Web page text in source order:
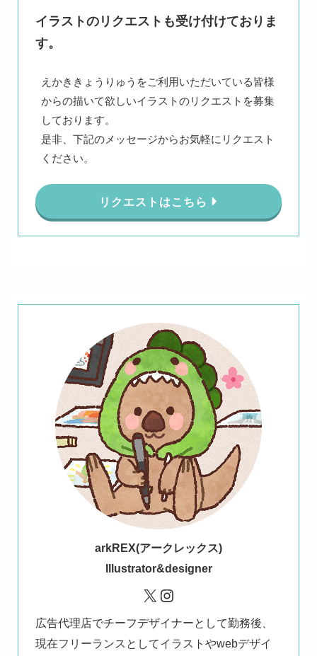
イラストのリクエストも受け付けておりま
す。
えかききょうりゅうをご利用いただいている皆様
からの描いて欲しいイラストのリクエストを募集
しております。
是非、下記のメッセージからお気軽にリクエスト
ください。
リクエストはこちら
arkREX(アークレックス)
Illustrator&designer
X Instagram
広告代理店でチーフデザイナーとして勤務後、
現在フリーランスとしてイラストやwebデザイ